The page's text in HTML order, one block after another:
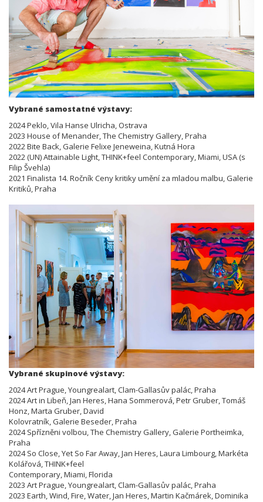
Vybrané samostatné výstavy:
2024 Peklo, Vila Hanse Ulricha, Ostrava
2023 House of Menander, The Chemistry Gallery, Praha
2022 Bite Back, Galerie Felixe Jeneweina, Kutná Hora
2022 (UN) Attainable Light, THINK+feel Contemporary, Miami, USA (s
Filip Švehla)
2021 Finalista 14. Ročník Ceny kritiky umění za mladou malbu, Galerie
Kritiků, Praha
Vybrané skupinové výstavy:
2024 Art Prague, Youngrealart, Clam-Gallasův palác, Praha
2024 Art in Libeň, Jan Heres, Hana Sommerová, Petr Gruber, Tomáš
Honz, Marta Gruber, David
Kolovratník, Galerie Beseder, Praha
2024 Spřízněni volbou, The Chemistry Gallery, Galerie Portheimka,
Praha
2024 So Close, Yet So Far Away, Jan Heres, Laura Limbourg, Markéta
Kolářová, THINK+feel
Contemporary, Miami, Florida
2023 Art Prague, Youngrealart, Clam-Gallasův palác, Praha
2023 Earth, Wind, Fire, Water, Jan Heres, Martin Kačmárek, Dominika